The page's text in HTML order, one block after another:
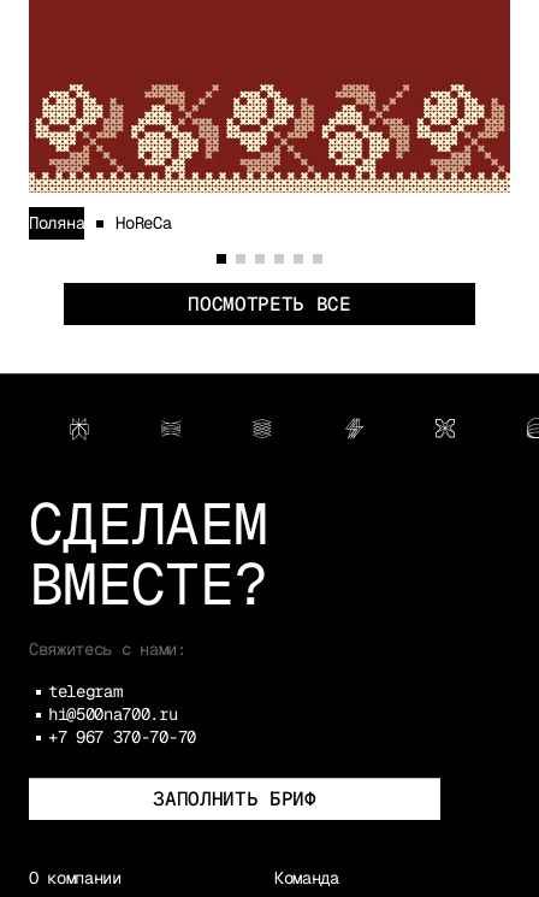
Поляна HoReCa
ПОСМОТРЕТЬ ВСЕ
СДЕЛАЕМ
ВМЕСТЕ?
Свяжитесь с нами:
telegram
hi@500na700.ru
+7 967 370-70-70
ЗАПОЛНИТЬ БРИФ
О компании Команда